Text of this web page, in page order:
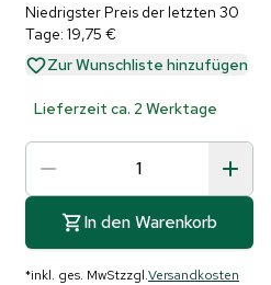
Niedrigster Preis der letzten 30
Tage: 19,75 €
Zur Wunschliste hinzufügen
Lieferzeit ca. 2 Werktage
In den Warenkorb
*inkl. ges. MwStzzgl.Versandkosten